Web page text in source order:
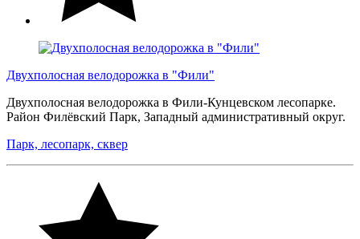
Двухполосная велодорожка в "Фили"
Двухполосная велодорожка в Фили-Кунцевском лесопарке.
Район Филёвский Парк, Западный административный округ.
Парк, лесопарк, сквер